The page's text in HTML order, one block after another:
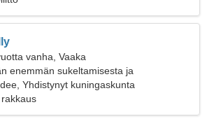
vanha, Vaaka
enemmän sukeltamisesta ja
Yhdistynyt kuningaskunta